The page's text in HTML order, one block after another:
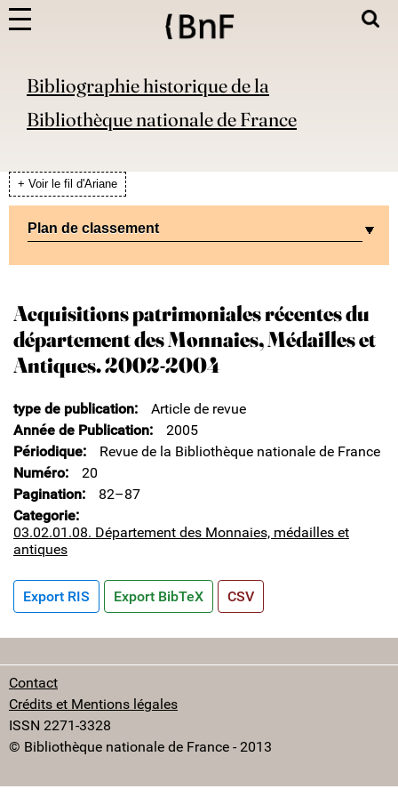
Bibliographie historique de la
Bibliothèque nationale de France
+ Voir le fil d'Ariane
Plan de classement
Acquisitions patrimoniales récentes du
département des Monnaies, Médailles et
Antiques. 2002-2004
type de publication
Article de revue
Année de Publication
2005
Périodique
Revue de la Bibliothèque nationale de France
Numéro
20
Pagination
82–87
Categorie
03.02.01.08. Département des Monnaies, médailles et
antiques
Export RIS Export BibTeX CSV
Contact
Crédits et Mentions légales
ISSN 2271-3328
© Bibliothèque nationale de France - 2013